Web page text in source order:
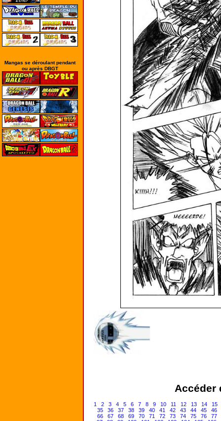
Mangas se déroulant pendant
ou après DBGT
Accéder
1 2 3 4 5 6 7 8 9 10 11 12 13 14
15
35
36 37 38 39 40 41 42 43 44 45
46
66
67 68 69 70 71 72 73 74 75 76
77